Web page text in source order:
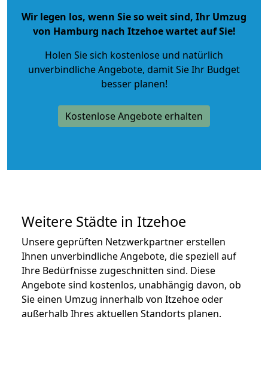
Wir legen los, wenn Sie so weit sind, Ihr Umzug
von Hamburg nach Itzehoe wartet auf Sie!
Holen Sie sich kostenlose und natürlich
unverbindliche Angebote, damit Sie Ihr Budget
besser planen!
Kostenlose Angebote erhalten
Weitere Städte in Itzehoe
Unsere geprüften Netzwerkpartner erstellen
Ihnen unverbindliche Angebote, die speziell auf
Ihre Bedürfnisse zugeschnitten sind. Diese
Angebote sind kostenlos, unabhängig davon, ob
Sie einen Umzug innerhalb von Itzehoe oder
außerhalb Ihres aktuellen Standorts planen.